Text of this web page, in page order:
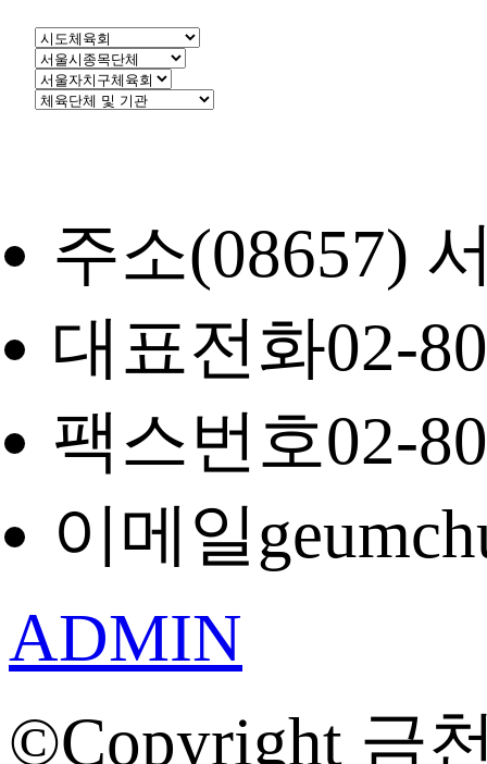
주소(08657)
대표전화02-
팩스번호02-
이메일
ADMIN
©Copyright 금